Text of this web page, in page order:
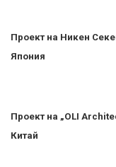
Проект на Никен
Япония
Проект на „OLI
Китай